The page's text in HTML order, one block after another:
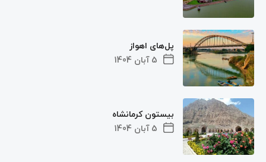
5 آبان 1404
پل‌های اهواز
5 آبان 1404
بیستون کرمانشاه